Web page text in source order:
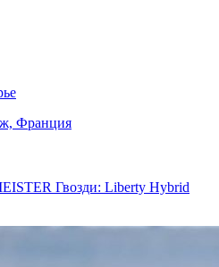
Франция
Гвозди: Liberty Hybrid